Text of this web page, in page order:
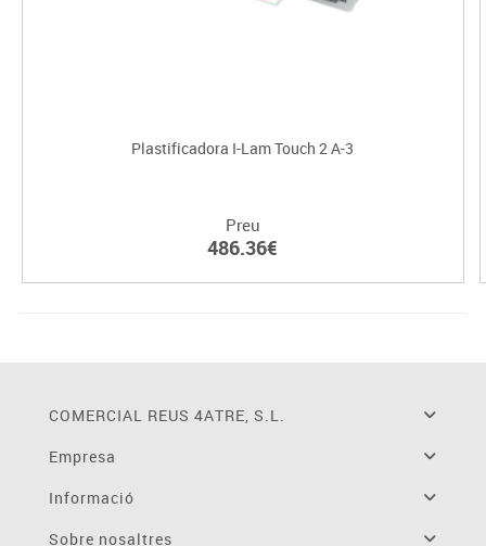
Plastificadora I-Lam Touch 2 A-3
Preu
486.36€
COMERCIAL REUS 4ATRE, S.L.
Empresa
Informació
Sobre nosaltres